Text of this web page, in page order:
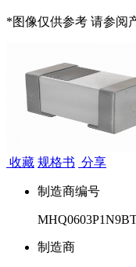
*图像仅供参考 请参阅
收藏 规格书 分享
制造商编号
制造商